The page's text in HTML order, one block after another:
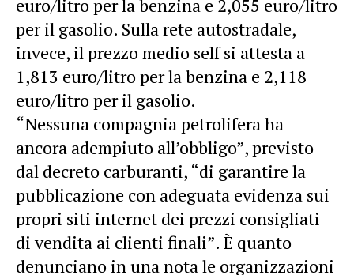
euro/litro per la benzina e 2,055 euro/litro
per il gasolio. Sulla rete autostradale,
invece, il prezzo medio self si attesta a
1,813 euro/litro per la benzina e 2,118
euro/litro per il gasolio.
“Nessuna compagnia petrolifera ha
ancora adempiuto all’obbligo”, previsto
dal decreto carburanti, “di garantire la
pubblicazione con adeguata evidenza sui
propri siti internet dei prezzi consigliati
di vendita ai clienti finali”. È quanto
denunciano in una nota le organizzazioni